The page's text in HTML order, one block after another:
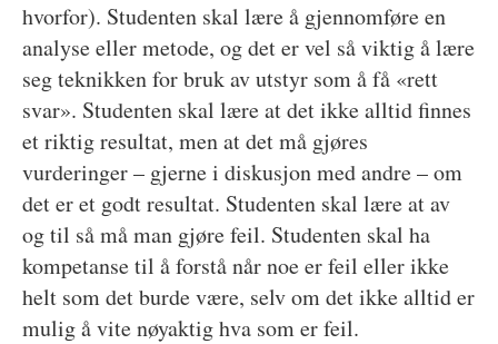
hvorfor). Studenten skal lære å gjennomføre en
analyse eller metode, og det er vel så viktig å lære
seg teknikken for bruk av utstyr som å få «rett
svar». Studenten skal lære at det ikke alltid finnes
et riktig resultat, men at det må gjøres
vurderinger – gjerne i diskusjon med andre – om
det er et godt resultat. Studenten skal lære at av
og til så må man gjøre feil. Studenten skal ha
kompetanse til å forstå når noe er feil eller ikke
helt som det burde være, selv om det ikke alltid er
mulig å vite nøyaktig hva som er feil.